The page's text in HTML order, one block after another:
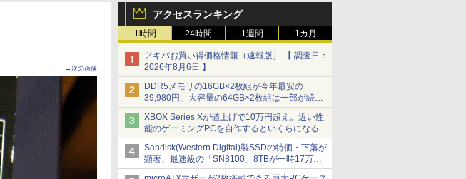
アクセスランキング
1時間 24時間 1週間 1カ月
アキバお買い得価格情報（速報版） 【 調査日：
2026年8月6日 】
DDR5メモリの16GB×2枚組が今年最安の
39,980円、大容量の64GB×2枚組は一部が続騰
[8月前半のメモリ価格]
XBOX Series Xが値上げで10万円超え。近い性
能のゲーミングPCを自作するといくらになる？
【石田賀津男の『酒の肴にPCゲーム』】
Sandisk(Western Digital)製SSDの特価・下落が
顕著、最速級の「SN8100」8TBが一時17万円
割れ [8月前半のSSD価格]
→次の画像